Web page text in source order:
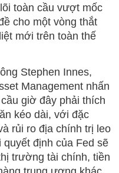
toàn cầu vượt mốc
cho một vòng thắt
mới trên toàn thế
Stephen Innes,
Management nhấn
giờ đây phải thích
kéo dài, với đặc
rủi ro địa chính trị leo
quyết định của Fed sẽ
trường tài chính, tiền